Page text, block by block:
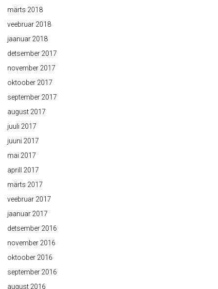
märts 2018
veebruar 2018
jaanuar 2018
detsember 2017
november 2017
oktoober 2017
september 2017
august 2017
juuli 2017
juuni 2017
mai 2017
aprill 2017
märts 2017
veebruar 2017
jaanuar 2017
detsember 2016
november 2016
oktoober 2016
september 2016
august 2016